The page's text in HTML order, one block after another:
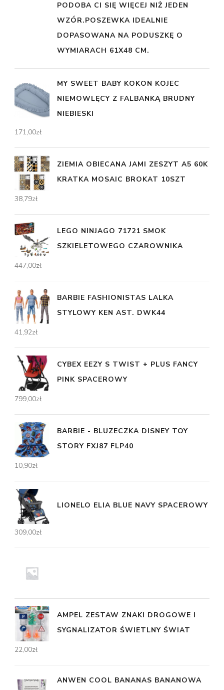
PODOBA CI SIĘ WIĘCEJ NIŻ JEDEN
WZÓR.POSZEWKA IDEALNIE
DOPASOWANA NA PODUSZKĘ O
WYMIARACH 61X48 CM.
MY SWEET BABY KOKON KOJEC
NIEMOWLĘCY Z FALBANKĄ BRUDNY
NIEBIESKI
171,00zł
ZIEMIA OBIECANA JAMI ZESZYT A5 60K
KRATKA MOSAIC BROKAT 10SZT
38,79zł
LEGO NINJAGO 71721 SMOK
SZKIELETOWEGO CZAROWNIKA
447,00zł
BARBIE FASHIONISTAS LALKA
STYLOWY KEN AST. DWK44
41,92zł
CYBEX EEZY S TWIST + PLUS FANCY
PINK SPACEROWY
799,00zł
BARBIE - BLUZECZKA DISNEY TOY
STORY FXJ87 FLP40
10,90zł
LIONELO ELIA BLUE NAVY SPACEROWY
309,00zł
AMPEL ZESTAW ZNAKI DROGOWE I
SYGNALIZATOR ŚWIETLNY ŚWIAT
22,00zł
ANWEN COOL BANANAS BANANOWA